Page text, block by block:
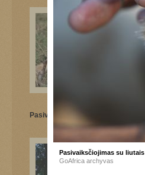
Pasivaiksčiojimas su liutais
Pasivaiksčiojimas su liutais
GoAfrica archyvas